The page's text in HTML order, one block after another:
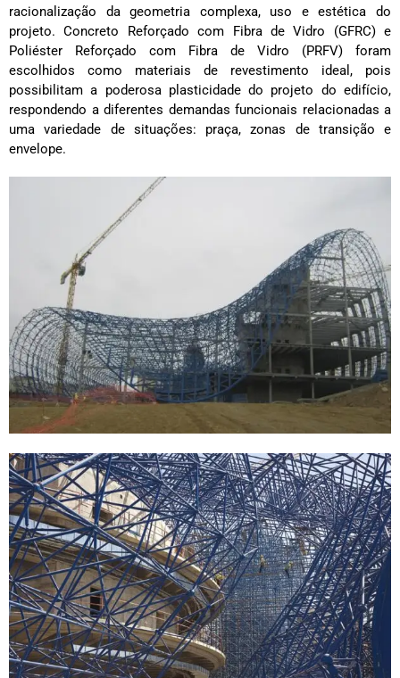
racionalização da geometria complexa, uso e estética do
projeto. Concreto Reforçado com Fibra de Vidro (GFRC) e
Poliéster Reforçado com Fibra de Vidro (PRFV) foram
escolhidos como materiais de revestimento ideal, pois
possibilitam a poderosa plasticidade do projeto do edifício,
respondendo a diferentes demandas funcionais relacionadas a
uma variedade de situações: praça, zonas de transição e
envelope.